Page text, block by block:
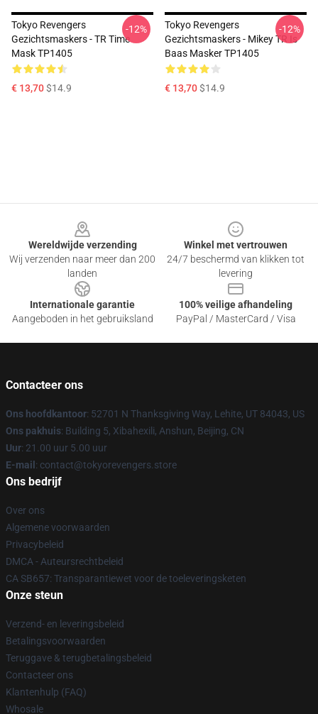
Tokyo Revengers
Gezichtsmaskers - TR Time
Mask TP1405
€ 13,70$14.9
-12%
Tokyo Revengers
Gezichtsmaskers - Mikey TR Is
Baas Masker TP1405
€ 13,70$14.9
-12%
Wereldwijde verzending
Wij verzenden naar meer dan 200
landen
Winkel met vertrouwen
24/7 beschermd van klikken tot
levering
Internationale garantie
Aangeboden in het gebruiksland
100% veilige afhandeling
PayPal / MasterCard / Visa
Contacteer ons
Ons hoofdkantoor: 52701 N Thanksgiving Way, Lehite, UT 84043, US
Ons pakhuis: Building 5, Xibahexili, Anshun, Beijing, CN
Uur: 21.00 uur 5.00 uur
E-mail : contact@tokyorevengers.store
Ons bedrijf
Over ons
Algemene voorwaarden
Privacybeleid
DMCA - Auteursrechtbeleid
CA SB657: Transparantiewet voor de toeleveringsketen
Onze steun
Verzend- en leveringsbeleid
Betalingsvoorwaarden
Teruggave & terugbetalingsbeleid
Contacteer ons
Klantenhulp (FAQ)
Whosale